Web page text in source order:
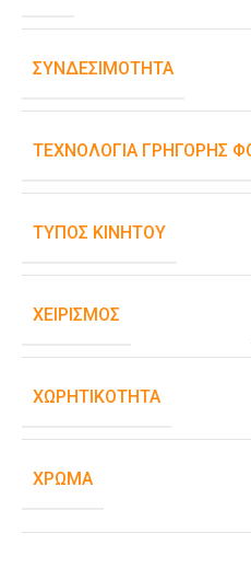
ΣΥΝΔΕΣΙΜΌΤΗΤΑ
ΤΕΧΝΟΛΟΓΊΑ ΓΡΉΓΟΡΗΣ
ΤΎΠΟΣ ΚΙΝΗΤΟΎ
ΧΕΙΡΙΣΜΌΣ
ΧΩΡΗΤΙΚΌΤΗΤΑ
ΧΡΏΜΑ